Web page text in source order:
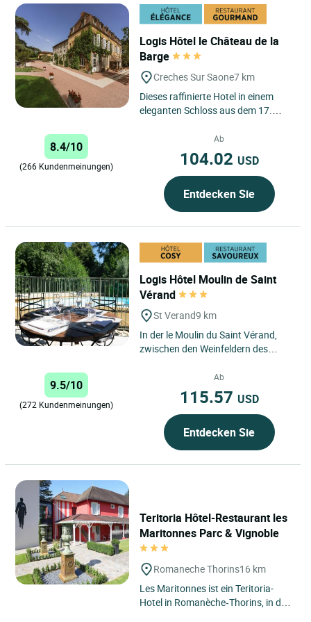
Logis Hôtel le Château de la
Barge
Creches Sur Saone7 km
Dieses raffinierte Hotel in einem
eleganten Schloss aus dem 17.
Nähe von Macon in der Gemeinde...
8.4/10
(266 Kundenmeinungen)
Ab
104.02 USD
Entdecken Sie
Logis Hôtel Moulin de Saint
Vérand
St Verand9 km
In der le Moulin du Saint Vérand,
zwischen den Weinfeldern des
10 Min. Entfernung vom Zentrum...
9.5/10
(272 Kundenmeinungen)
Ab
115.57 USD
Entdecken Sie
Teritoria Hôtel-Restaurant les
Maritonnes Parc & Vignoble
Romaneche Thorins16 km
Les Maritonnes ist ein Teritoria-
Hotel in Romanèche‑Thorins, in der